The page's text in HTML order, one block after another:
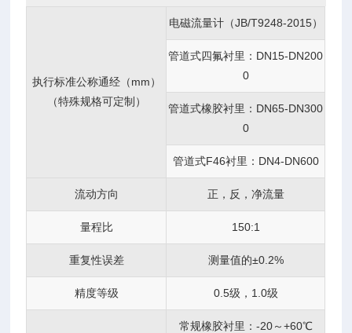
执行标准公称通经（mm）
（特殊规格可定制）
电磁流量计（JB/T9248-2015）
管道式四氟衬里：DN15-DN200
0
管道式橡胶衬里：DN65-DN300
0
管道式F46衬里：DN4-DN600
流动方向 正，反，净流量
量程比 150:1
重复性误差 测量值的±0.2%
精度等级 0.5级，1.0级
常规橡胶衬里：-20～+60℃